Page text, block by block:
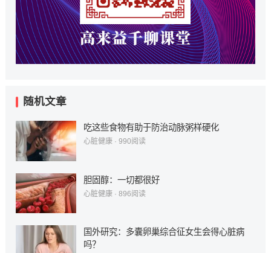
随机文章
吃这些食物有助于防治动脉粥样硬化
心脏健康· 990阅读
胆固醇：一切都很好
心脏健康· 896阅读
国外研究：多囊卵巢综合征女生会得心脏病
吗？